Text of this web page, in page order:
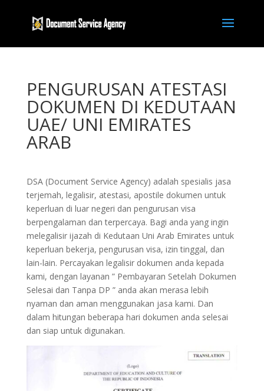
PENGURUSAN ATESTASI
DOKUMEN DI KEDUTAAN
UAE/ UNI EMIRATES
ARAB
DSA (Document Service Agency) adalah spesialis jasa
terjemah, legalisir, atestasi, apostile dokumen untuk
keperluan di luar negeri dan pengurusan visa
berpengalaman dan terpercaya. Bagi anda yang ingin
melegalisir ijazah di Kedutaan Uni Arab Emirates untuk
keperluan bekerja, pengurusan visa, izin tinggal, dan
lain-lain. Percayakan legalisir dokumen anda kepada
kami, dengan layanan ” Pembayaran Setelah Dokumen
Selesai dan Tanpa DP ” anda akan merasa lebih
nyaman dan aman menggunakan jasa kami. Dan
dalam hitungan beberapa hari dokumen anda selesai
dan siap untuk digunakan.